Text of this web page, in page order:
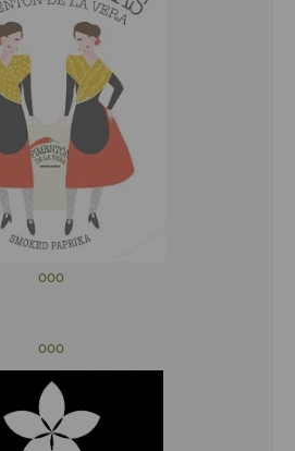
ooo
ooo